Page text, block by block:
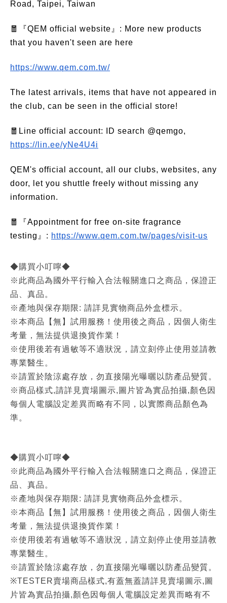
Road, Taipei, Taiwan
🧧『QEM official website』: More new products
that you haven't seen are here
https://www.qem.com.tw/
The latest arrivals, items that have not appeared in
the club, can be seen in the official store!
🧧Line official account: ID search @qemgo,
https://lin.ee/yNe4U4i
QEM's official account, all our clubs, websites, any
door, let you shuttle freely without missing any
information.
🧧『Appointment for free on-site fragrance
testing』: https://www.qem.com.tw/pages/visit-us
◆購買小叮嚀◆
※此商品為國外平行輸入合法報關進口之商品，保證正
品、真品。
※產地與保存期限: 請詳見實物商品外盒標示。
※本商品【無】試用服務！使用後之商品，因個人衛生
考量，無法提供退換貨作業！
※使用後若有過敏等不適狀況，請立刻停止使用並請教
專業醫生。
※請置於陰涼處存放，勿直接陽光曝曬以防產品變質。
※商品樣式,請詳見賣場圖示,圖片皆為實品拍攝,顏色因
每個人電腦設定差異而略有不同，以實際商品顏色為
準。
◆購買小叮嚀◆
※此商品為國外平行輸入合法報關進口之商品，保證正
品、真品。
※產地與保存期限: 請詳見實物商品外盒標示。
※本商品【無】試用服務！使用後之商品，因個人衛生
考量，無法提供退換貨作業！
※使用後若有過敏等不適狀況，請立刻停止使用並請教
專業醫生。
※請置於陰涼處存放，勿直接陽光曝曬以防產品變質。
※TESTER賣場商品樣式,有蓋無蓋請詳見賣場圖示,圖
片皆為實品拍攝,顏色因每個人電腦設定差異而略有不